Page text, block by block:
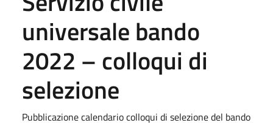
universale bando
2022 – colloqui di
selezione
Pubblicazione calendario colloqui di selezione del bando